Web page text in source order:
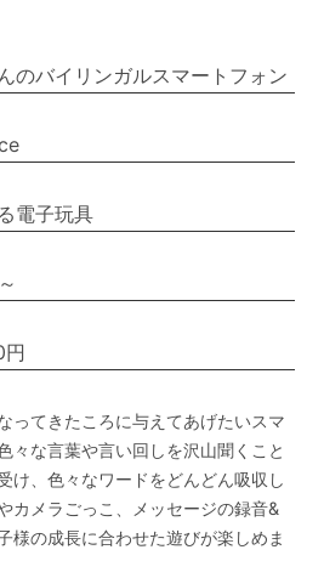
のバイリンガルスマートフォン
電子玩具
ってきたころに与えてあげたいスマ
々な言葉や言い回しを沢山聞くこと
け、色々なワードをどんどん吸収し
カメラごっこ、メッセージの録音&
様の成長に合わせた遊びが楽しめま